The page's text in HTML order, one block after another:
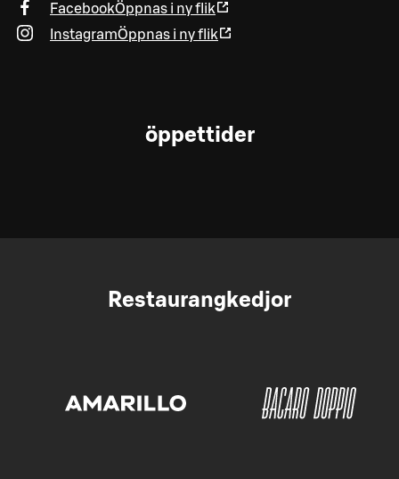
FacebookÖppnas i ny flik
InstagramÖppnas i ny flik
öppettider
Restaurangkedjor